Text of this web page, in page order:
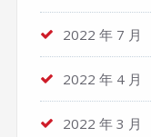
2022 年 7 月
2022 年 4 月
2022 年 3 月